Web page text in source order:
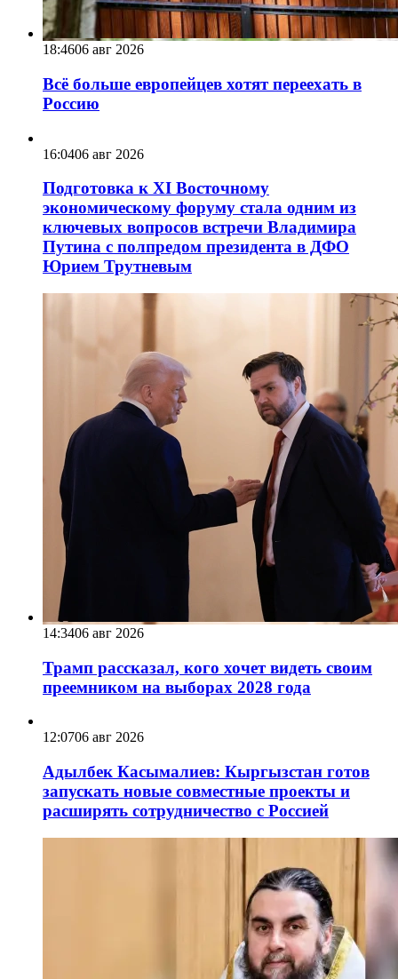
18:4606 авг 2026
Всё больше европейцев хотят переехать в
Россию
16:0406 авг 2026
Подготовка к XI Восточному
экономическому форуму стала одним из
ключевых вопросов встречи Владимира
Путина с полпредом президента в ДФО
Юрием Трутневым
14:3406 авг 2026
Трамп рассказал, кого хочет видеть своим
преемником на выборах 2028 года
12:0706 авг 2026
Адылбек Касымалиев: Кыргызстан готов
запускать новые совместные проекты и
расширять сотрудничество с Россией